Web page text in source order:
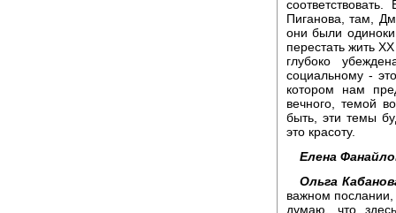
Пиганова, там,
они были
перестать жить
глубоко
социальному -
котором нам
вечного, темой
быть, эти темы
это красоту.
Елена
Ольга
важном
думаю, что